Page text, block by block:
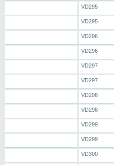
VD295
VD295
VD296
VD296
VD297
VD297
VD298
VD298
VD299
VD299
VD300